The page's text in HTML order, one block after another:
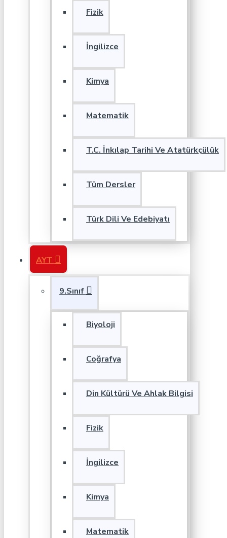
Fizik
İngilizce
Kimya
Matematik
T.C. İnkılap Tarihi Ve Atatürkçülük
Tüm Dersler
Türk Dili Ve Edebiyatı
AYT
9.Sınıf
Biyoloji
Coğrafya
Din Kültürü Ve Ahlak Bilgisi
Fizik
İngilizce
Kimya
Matematik